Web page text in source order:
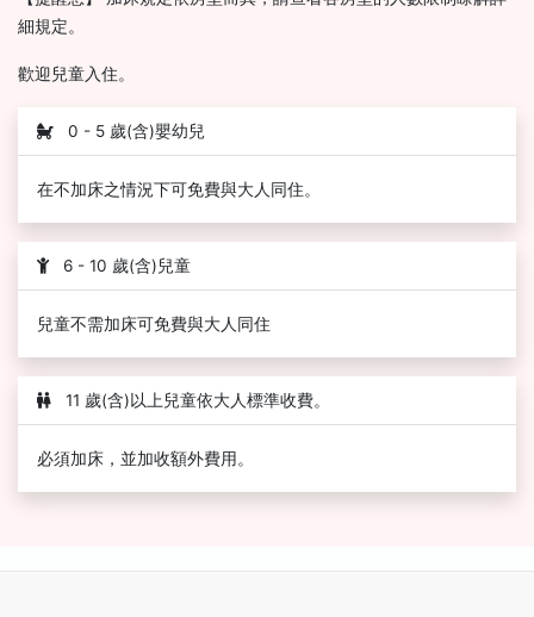
細規定。
歡迎兒童入住。
0 - 5 歲(含)嬰幼兒
在不加床之情況下可免費與大人同住。
6 - 10 歲(含)兒童
兒童不需加床可免費與大人同住
11 歲(含)以上兒童依大人標準收費。
必須加床，並加收額外費用。